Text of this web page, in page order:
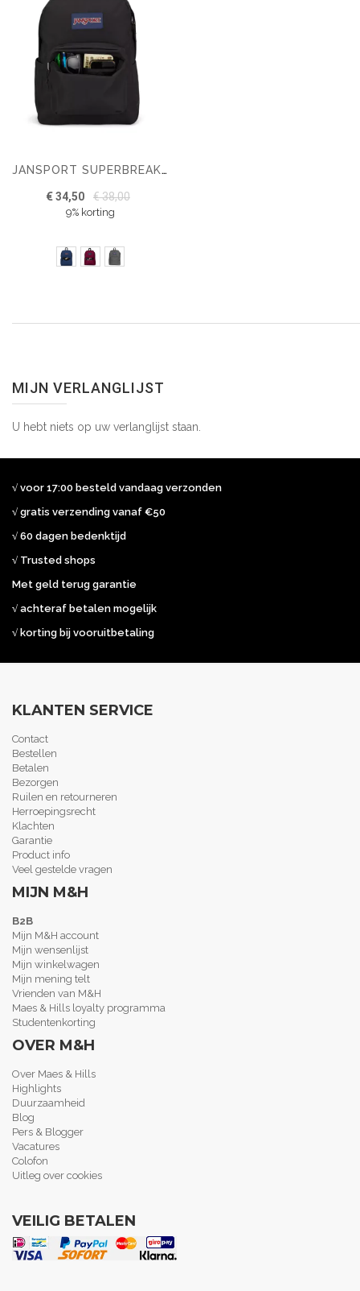
JANSPORT SUPERBREAK ONE RUGZAK
€ 34,50 € 38,00
9% korting
MIJN VERLANGLIJST
U hebt niets op uw verlanglijst staan.
√ voor 17:00 besteld vandaag verzonden
√ gratis verzending vanaf €50
√ 60 dagen bedenktijd
√ Trusted shops
Met geld terug garantie
√ achteraf betalen mogelijk
√ korting bij vooruitbetaling
KLANTEN SERVICE
Contact
Bestellen
Betalen
Bezorgen
Ruilen en retourneren
Herroepingsrecht
Klachten
Garantie
Product info
Veel gestelde vragen
MIJN M&H
B2B
Mijn M&H account
Mijn wensenlijst
Mijn winkelwagen
Mijn mening telt
Vrienden van M&H
Maes & Hills loyalty programma
Studentenkorting
OVER M&H
Over Maes & Hills
Highlights
Duurzaamheid
Blog
Pers & Blogger
Vacatures
Colofon
Uitleg over cookies
VEILIG BETALEN